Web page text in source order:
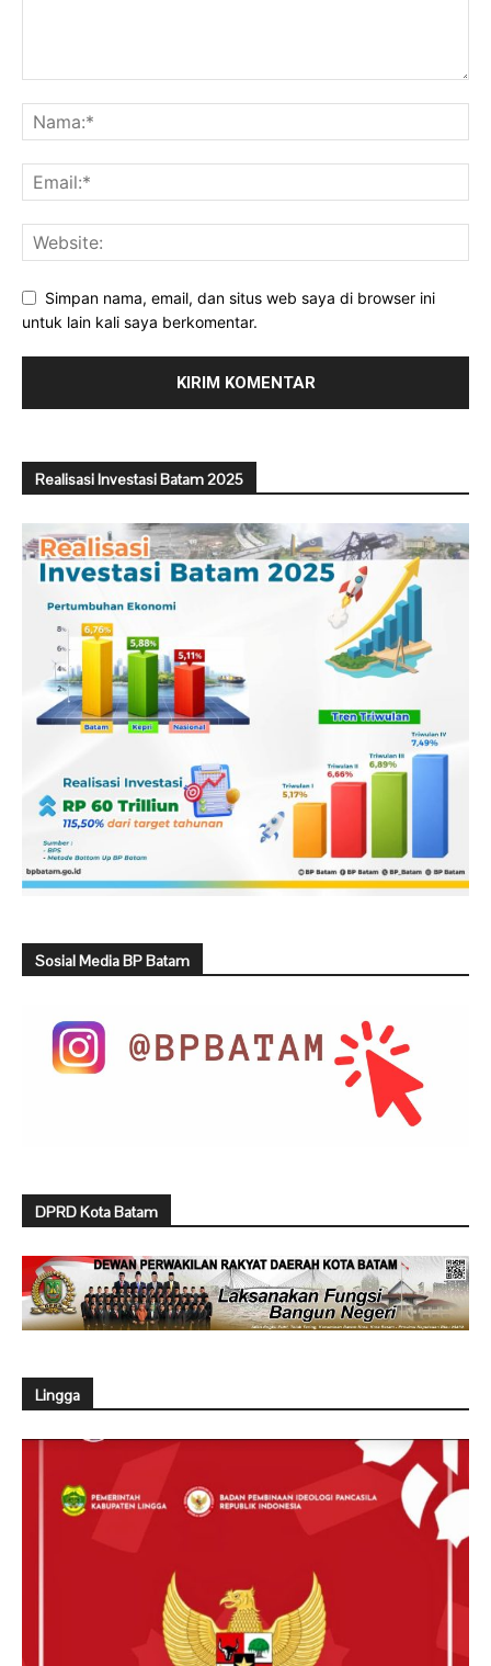
Simpan nama, email, dan situs web saya di browser ini
untuk lain kali saya berkomentar.
Realisasi Investasi Batam 2025
Sosial Media BP Batam
DPRD Kota Batam
Lingga